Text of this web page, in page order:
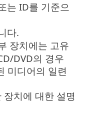
는 ID를 기준으
다.
장치에는 고유
DVD의 경우
미디어의 일련
치에 대한 설명